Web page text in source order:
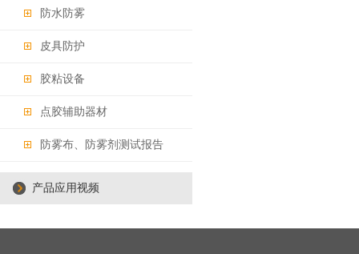
防水防雾
皮具防护
胶粘设备
点胶辅助器材
防雾布、防雾剂测试报告
产品应用视频